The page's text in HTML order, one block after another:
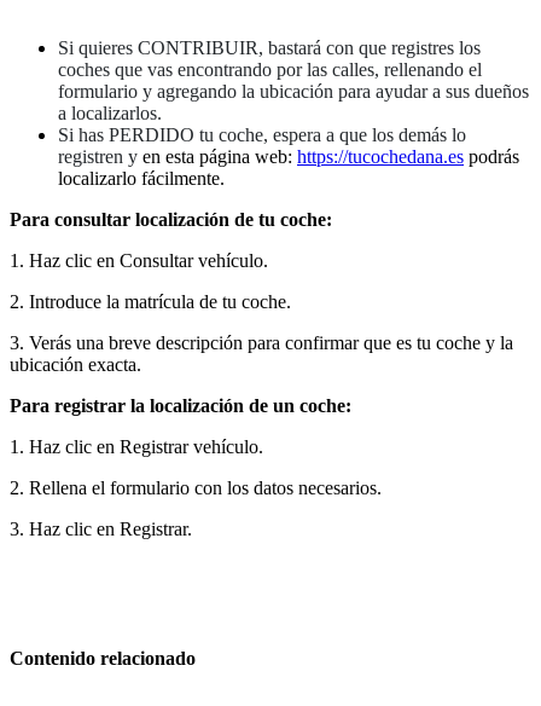
Si quieres CONTRIBUIR, bastará con que registres los
coches que vas encontrando por las calles, rellenando el
formulario y agregando la ubicación para ayudar a sus dueños
a localizarlos.
⁠Si has PERDIDO tu coche, espera a que los demás lo
registren y en esta página web: https://tucochedana.es podrás
localizarlo fácilmente.
Para consultar localización de tu coche:
1. Haz clic en Consultar vehículo.
2. Introduce la matrícula de tu coche.
3. Verás una breve descripción para confirmar que es tu coche y la
ubicación exacta.
Para registrar la localización de un coche:
1. Haz clic en Registrar vehículo.
2. Rellena el formulario con los datos necesarios.
3. Haz clic en Registrar.
Contenido relacionado